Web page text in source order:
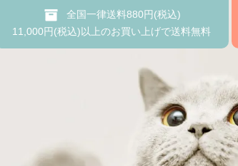
全国一律送料880円(税込)
11,000円(税込)以上のお買い上げで送料無料